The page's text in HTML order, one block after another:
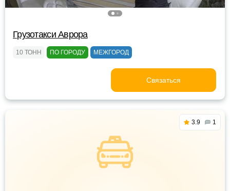
Грузотакси Аврора
10 ТОНН ПО ГОРОДУ МЕЖГОРОД
Связаться
3.9 1